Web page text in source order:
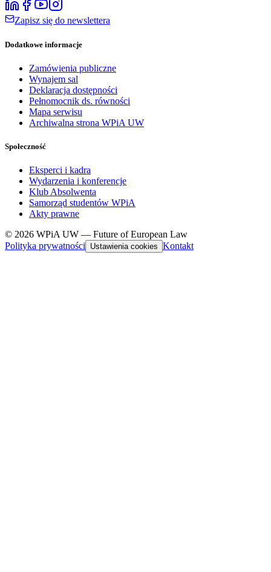
Zapisz się do newslettera
Dodatkowe informacje
Zamówienia publiczne
Wynajem sal
Deklaracja dostępności
Pełnomocnik ds. równości
Mapa serwisu
Archiwalna strona WPiA UW
Społeczność
Eksperci i kadra
Wydarzenia i konferencje
Klub Absolwenta
Samorząd studentów WPiA
Akty prawne
© 2026 WPiA UW — Future of European Law
Polityka prywatności
Ustawienia cookies Kontakt